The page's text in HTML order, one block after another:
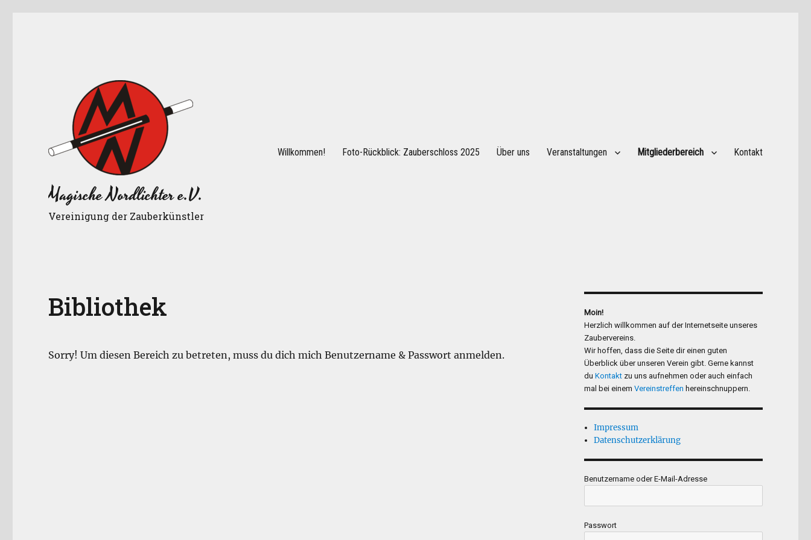
Magische Nordlichter e.V.
Vereinigung der Zauberkünstler
Willkommen! Foto-Rückblick: Zauberschloss 2025 Über uns Veranstaltungen Mitgliederbereich Kontakt
Bibliothek
Sorry! Um diesen Bereich zu betreten, muss du dich mich Benutzername & Passwort anmelden.
Moin!
Herzlich willkommen auf der Internetseite unseres
Zaubervereins.
Wir hoffen, dass die Seite dir einen guten
Überblick über unseren Verein gibt. Gerne kannst
du Kontaktzu uns aufnehmen oder auch einfach
mal bei einem Vereinstreffen hereinschnuppern.
Impressum
Datenschutzerklärung
Benutzername oder E-Mail-Adresse
Passwort